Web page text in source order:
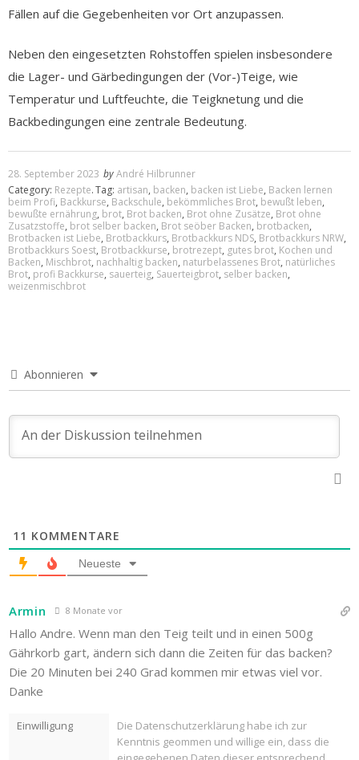
Fällen auf die Gegebenheiten vor Ort anzupassen.
Neben den eingesetzten Rohstoffen spielen insbesondere
die Lager- und Gärbedingungen der (Vor-)Teige, wie
Temperatur und Luftfeuchte, die Teigknetung und die
Backbedingungen eine zentrale Bedeutung.
28. September 2023 byAndré Hilbrunner
Category: Rezepte.Tag: artisan, backen, backen ist Liebe, Backen lernen
beim Profi, Backkurse, Backschule, bekömmliches Brot, bewußt leben,
bewußte ernährung, brot, Brot backen, Brot ohne Zusätze, Brot ohne
Zusatzstoffe, brot selber backen, Brot seöber Backen, brotbacken,
Brotbacken ist Liebe, Brotbackkurs, Brotbackkurs NDS, Brotbackkurs NRW,
Brotbackkurs Soest, Brotbackkurse, brotrezept, gutes brot, Kochen und
Backen, Mischbrot, nachhaltig backen, naturbelassenes Brot, natürliches
Brot, profi Backkurse, sauerteig, Sauerteigbrot, selber backen,
weizenmischbrot
Abonnieren
11 KOMMENTARE
Neueste
Armin 8 Monate vor
Hallo Andre. Wenn man den Teig teilt und in einen 500g
Gährkorb gart, ändern sich dann die Zeiten für das backen?
Die 20 Minuten bei 240 Grad kommen mir etwas viel vor.
Danke
Einwilligung
Die Datenschutzerklärung habe ich zur
Kenntnis geommen und willige ein, dass die